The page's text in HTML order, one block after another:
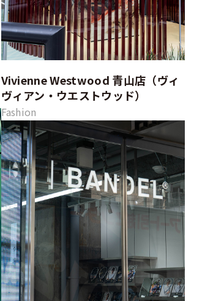
Vivienne Westwood 青山店（ヴィ
ヴィアン・ウエストウッド）
Fashion